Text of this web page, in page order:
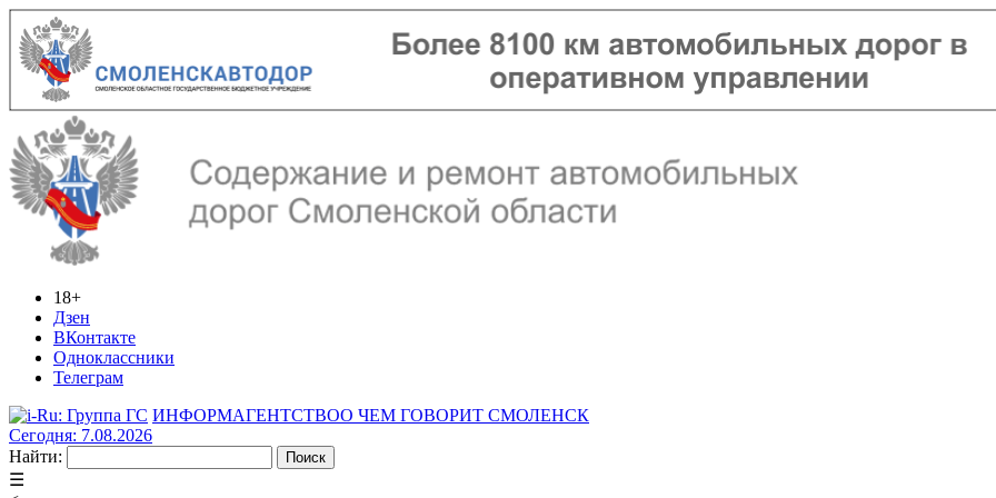
18+
Дзен
ВКонтакте
Одноклассники
Телеграм
ИНФОРМАГЕНТСТВОО ЧЕМ ГОВОРИТ СМОЛЕНСК
Сегодня: 7.08.2026
Найти:
☰